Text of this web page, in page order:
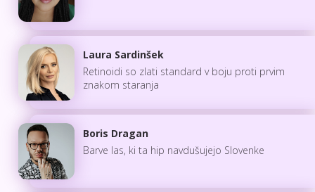
Laura Sardinšek
Retinoidi so zlati standard v boju proti prvim
znakom staranja
Boris Dragan
Barve las, ki ta hip navdušujejo Slovenke